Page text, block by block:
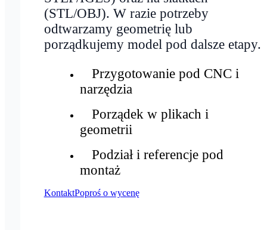
(STL/OBJ). W razie potrzeby
odtwarzamy geometrię lub
porządkujemy model pod dalsze etapy.
Przygotowanie pod CNC i
narzędzia
Porządek w plikach i
geometrii
Podział i referencje pod
montaż
KontaktPoproś o wycenę